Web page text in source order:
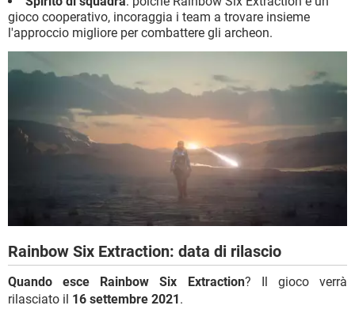
gioco cooperativo, incoraggia i team a trovare insieme
l'approccio migliore per combattere gli archeon.
Rainbow Six Extraction: data di rilascio
Quando esce Rainbow Six Extraction? Il gioco verrà
rilasciato il 16 settembre 2021.